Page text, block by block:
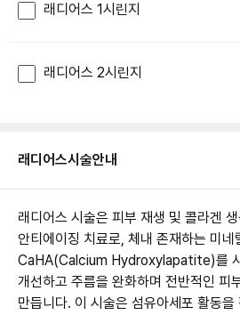
래디어스시술안내
래디어스 시술은 피부 재생 및 콜라겐
안티에이징 치료로, 체내 존재하는 미네
CaHA(Calcium Hydroxylapatite)를
개선하고 주름을 완화하며 전반적인 피
만듭니다. 이 시술은 섬유아세포 활동을
래디어스 1시린지
래디어스 2시린지